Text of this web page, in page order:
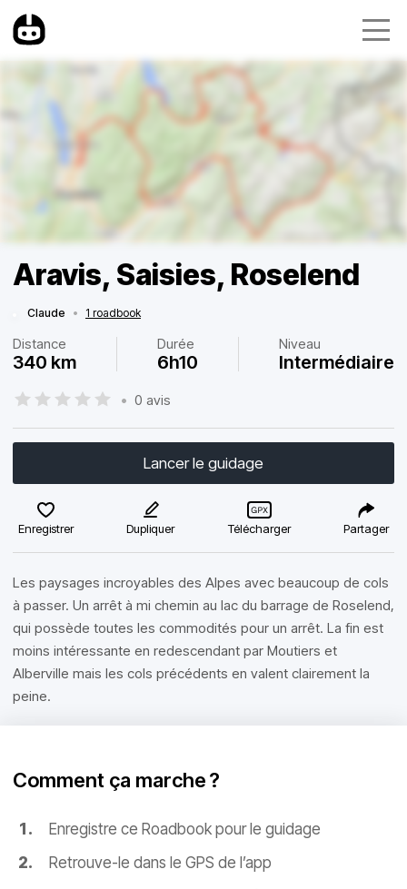
Aravis, Saisies, Roselend
Claude • 1 roadbook
Distance
340 km
Durée
6h10
Niveau
Intermédiaire
• 0 avis
Lancer le guidage
Enregistrer Dupliquer Télécharger Partager
Les paysages incroyables des Alpes avec beaucoup de cols
à passer. Un arrêt à mi chemin au lac du barrage de Roselend,
qui possède toutes les commodités pour un arrêt. La fin est
moins intéressante en redescendant par Moutiers et
Alberville mais les cols précédents en valent clairement la
peine.
Comment ça marche ?
Enregistre ce Roadbook pour le guidage
Retrouve-le dans le GPS de l’app